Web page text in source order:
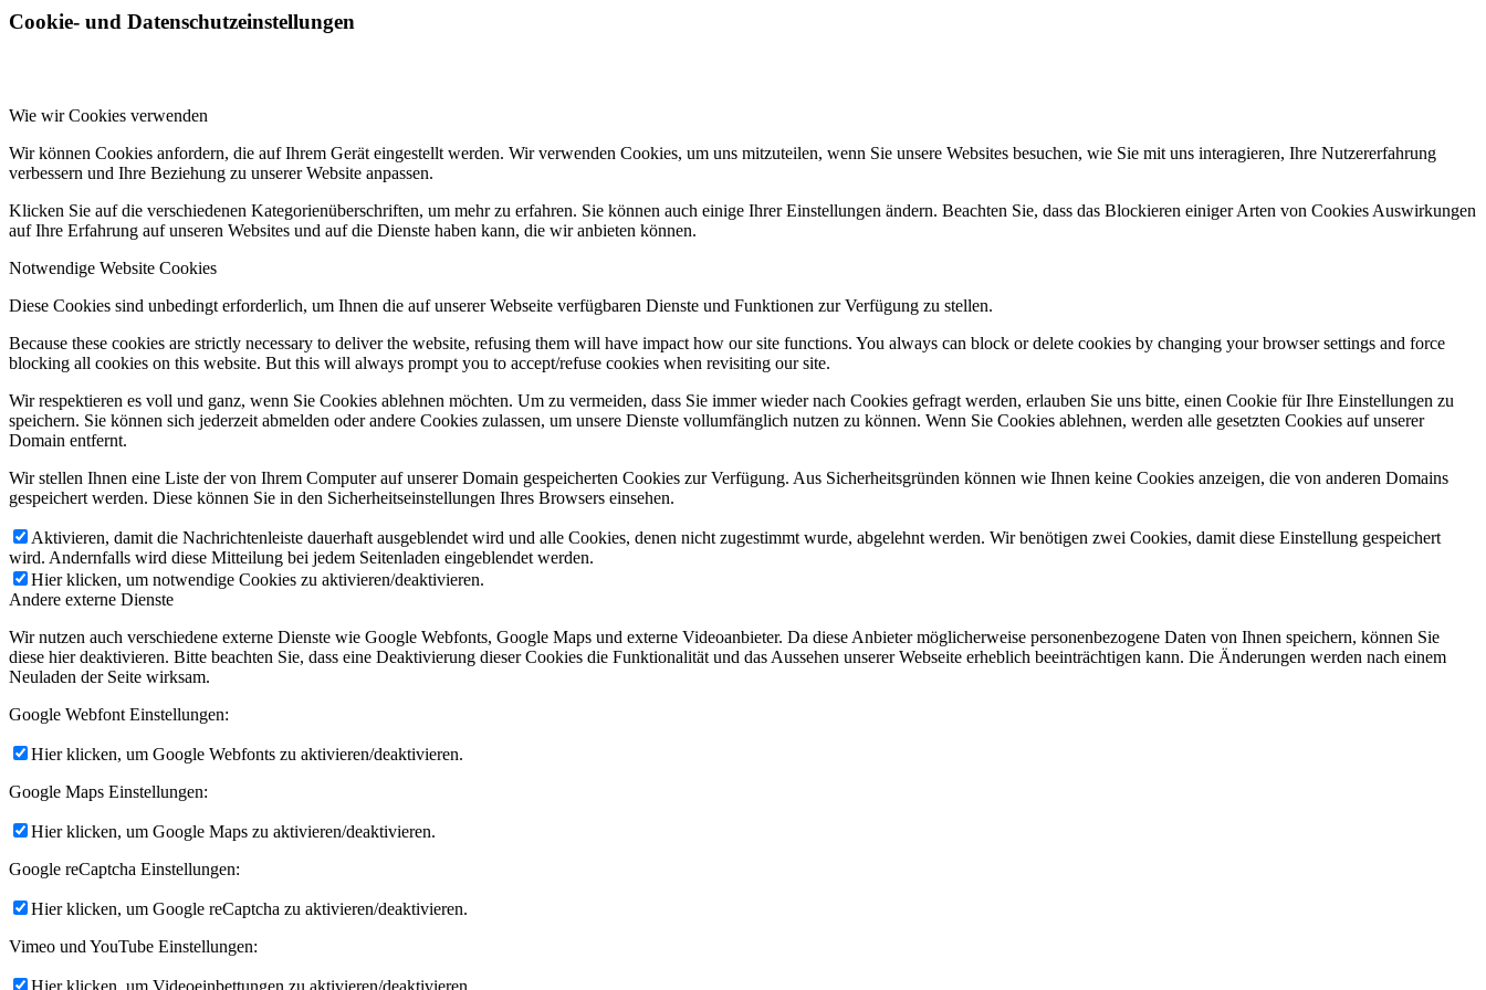
Cookie- und Datenschutzeinstellungen
Wie wir Cookies verwenden
Wir können Cookies anfordern, die auf Ihrem Gerät eingestellt werden. Wir verwenden Cookies, um uns mitzuteilen, wenn Sie unsere Websites besuchen, wie Sie mit uns interagieren, Ihre Nutzererfahrung
verbessern und Ihre Beziehung zu unserer Website anpassen.
Klicken Sie auf die verschiedenen Kategorienüberschriften, um mehr zu erfahren. Sie können auch einige Ihrer Einstellungen ändern. Beachten Sie, dass das Blockieren einiger Arten von Cookies Auswirkungen
auf Ihre Erfahrung auf unseren Websites und auf die Dienste haben kann, die wir anbieten können.
Notwendige Website Cookies
Diese Cookies sind unbedingt erforderlich, um Ihnen die auf unserer Webseite verfügbaren Dienste und Funktionen zur Verfügung zu stellen.
Because these cookies are strictly necessary to deliver the website, refusing them will have impact how our site functions. You always can block or delete cookies by changing your browser settings and force
blocking all cookies on this website. But this will always prompt you to accept/refuse cookies when revisiting our site.
Wir respektieren es voll und ganz, wenn Sie Cookies ablehnen möchten. Um zu vermeiden, dass Sie immer wieder nach Cookies gefragt werden, erlauben Sie uns bitte, einen Cookie für Ihre Einstellungen zu
speichern. Sie können sich jederzeit abmelden oder andere Cookies zulassen, um unsere Dienste vollumfänglich nutzen zu können. Wenn Sie Cookies ablehnen, werden alle gesetzten Cookies auf unserer
Domain entfernt.
Wir stellen Ihnen eine Liste der von Ihrem Computer auf unserer Domain gespeicherten Cookies zur Verfügung. Aus Sicherheitsgründen können wie Ihnen keine Cookies anzeigen, die von anderen Domains
gespeichert werden. Diese können Sie in den Sicherheitseinstellungen Ihres Browsers einsehen.
Aktivieren, damit die Nachrichtenleiste dauerhaft ausgeblendet wird und alle Cookies, denen nicht zugestimmt wurde, abgelehnt werden. Wir benötigen zwei Cookies, damit diese Einstellung gespeichert
wird. Andernfalls wird diese Mitteilung bei jedem Seitenladen eingeblendet werden.
Hier klicken, um notwendige Cookies zu aktivieren/deaktivieren.
Andere externe Dienste
Wir nutzen auch verschiedene externe Dienste wie Google Webfonts, Google Maps und externe Videoanbieter. Da diese Anbieter möglicherweise personenbezogene Daten von Ihnen speichern, können Sie
diese hier deaktivieren. Bitte beachten Sie, dass eine Deaktivierung dieser Cookies die Funktionalität und das Aussehen unserer Webseite erheblich beeinträchtigen kann. Die Änderungen werden nach einem
Neuladen der Seite wirksam.
Google Webfont Einstellungen:
Hier klicken, um Google Webfonts zu aktivieren/deaktivieren.
Google Maps Einstellungen:
Hier klicken, um Google Maps zu aktivieren/deaktivieren.
Google reCaptcha Einstellungen:
Hier klicken, um Google reCaptcha zu aktivieren/deaktivieren.
Vimeo und YouTube Einstellungen:
Hier klicken, um Videoeinbettungen zu aktivieren/deaktivieren.